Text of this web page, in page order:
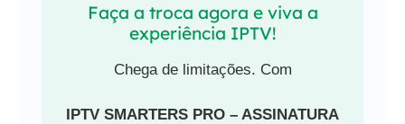
Faça a troca agora e viva a
experiência IPTV!
Chega de limitações. Com
IPTV SMARTERS PRO – ASSINATURA